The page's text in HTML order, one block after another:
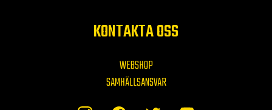
KONTAKTA OSS
WEBSHOP
SAMHÄLLSANSVAR